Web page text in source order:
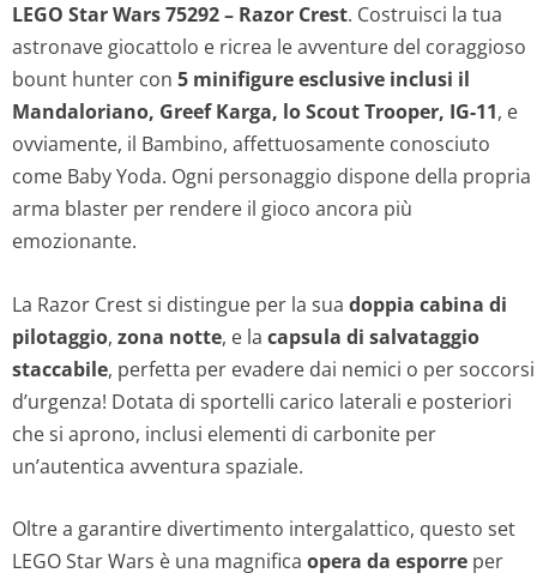
LEGO Star Wars 75292 – Razor Crest. Costruisci la tua
astronave giocattolo e ricrea le avventure del coraggioso
bount hunter con 5 minifigure esclusive inclusi il
Mandaloriano, Greef Karga, lo Scout Trooper, IG-11, e
ovviamente, il Bambino, affettuosamente conosciuto
come Baby Yoda. Ogni personaggio dispone della propria
arma blaster per rendere il gioco ancora più
emozionante.
La Razor Crest si distingue per la sua doppia cabina di
pilotaggio, zona notte, e la capsula di salvataggio
staccabile, perfetta per evadere dai nemici o per soccorsi
d’urgenza! Dotata di sportelli carico laterali e posteriori
che si aprono, inclusi elementi di carbonite per
un’autentica avventura spaziale.
Oltre a garantire divertimento intergalattico, questo set
LEGO Star Wars è una magnifica opera da esporre per